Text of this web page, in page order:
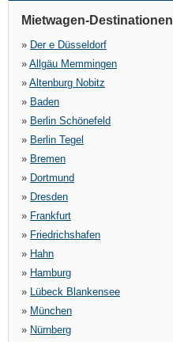
Mietwagen-Destinationen
» Der e Düsseldorf
» Allgäu Memmingen
» Altenburg Nobitz
» Baden
» Berlin Schönefeld
» Berlin Tegel
» Bremen
» Dortmund
» Dresden
» Frankfurt
» Friedrichshafen
» Hahn
» Hamburg
» Lübeck Blankensee
» München
» Nürnberg